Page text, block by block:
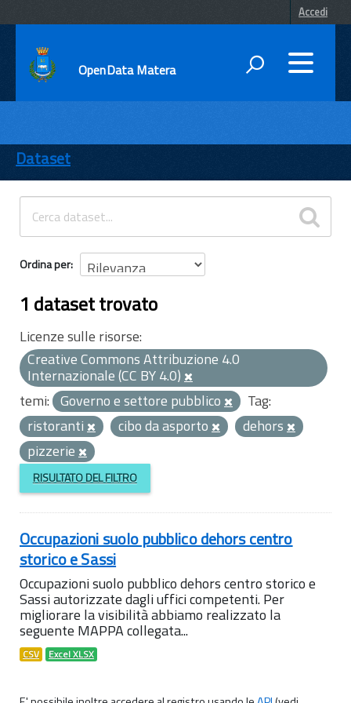
Accedi
OpenData Matera
ENTI
TEMI
INFORMAZIONI
Dataset
Ordina per
1 dataset trovato
Licenze sulle risorse:
Creative Commons Attribuzione 4.0
Internazionale (CC BY 4.0)
temi: Governo e settore pubblico
Tag:
ristoranti
cibo da asporto
dehors
pizzerie
RISULTATO DEL FILTRO
Occupazioni suolo pubblico dehors centro
storico e Sassi
Occupazioni suolo pubblico dehors centro storico e
Sassi autorizzate dagli uffici competenti. Per
migliorare la visibilità abbiamo realizzato la
seguente MAPPA collegata...
CSV Excel XLSX